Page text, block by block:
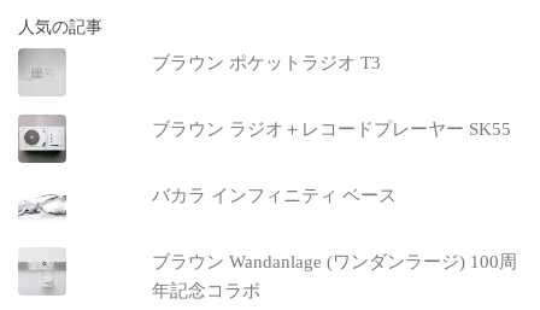
人気の記事
ブラウン ポケットラジオ T3
ブラウン ラジオ＋レコードプレーヤー SK55
バカラ インフィニティ ベース
ブラウン Wandanlage (ワンダンラージ) 100周
年記念コラボ